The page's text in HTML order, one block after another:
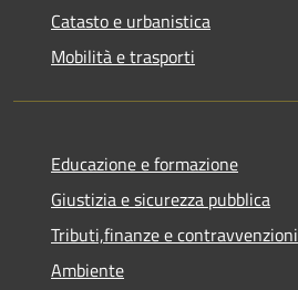
Catasto e urbanistica
Mobilità e trasporti
Educazione e formazione
Giustizia e sicurezza pubblica
Tributi,finanze e contravvenzioni
Ambiente